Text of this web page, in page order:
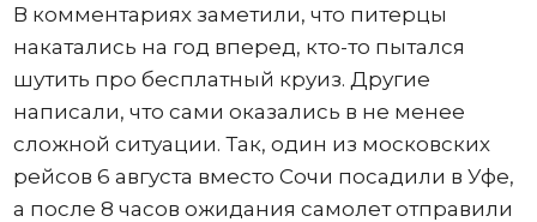
В комментариях заметили, что питерцы
накатались на год вперед, кто-то пытался
шутить про бесплатный круиз. Другие
написали, что сами оказались в не менее
сложной ситуации. Так, один из московских
рейсов 6 августа вместо Сочи посадили в Уфе,
а после 8 часов ожидания самолет отправили